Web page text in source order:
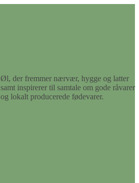
Øl, der fremmer nærvær, hygge og latter
samt inspirerer til samtale om gode råvarer
og lokalt producerede fødevarer.